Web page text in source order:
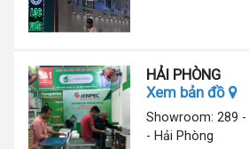
HẢI PHÒNG
Xem bản đồ
Showroom: 289 -
- Hải Phòng